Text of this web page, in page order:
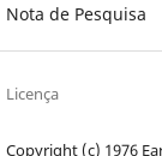
Nota de Pesquisa
Licença
Copyright (c) 1976